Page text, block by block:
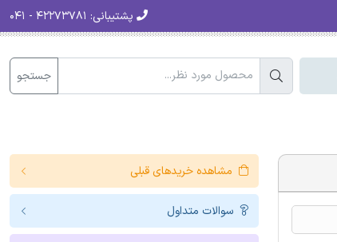
پشتیبانی:
جستجو
مشاهده خریدهای قبلی
سوالات متداول